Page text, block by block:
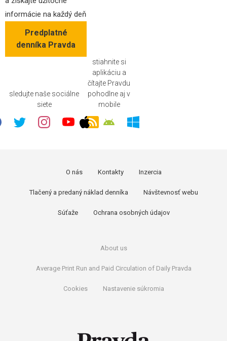
informácie na každý deň
Predplatné
denníka Pravda
sledujte naše sociálne
siete
stiahnite si
aplikáciu a
čítajte Pravdu
pohodlne aj v
mobile
O nás Kontakty Inzercia
Tlačený a predaný náklad denníka Návštevnosť webu
Súťaže Ochrana osobných údajov
About us
Average Print Run and Paid Circulation of Daily Pravda
Cookies Nastavenie súkromia